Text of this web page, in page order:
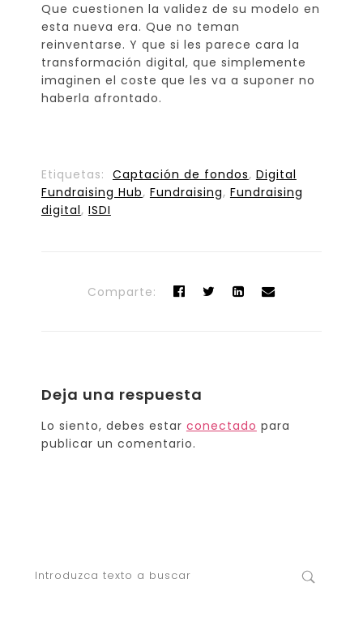
Que cuestionen la validez de su modelo en
esta nueva era. Que no teman
reinventarse. Y que si les parece cara la
transformación digital, que simplemente
imaginen el coste que les va a suponer no
haberla afrontado.
Etiquetas: Captación de fondos, Digital
Fundraising Hub, Fundraising, Fundraising
digital, ISDI
Comparte:
Deja una respuesta
Lo siento, debes estar conectado para
publicar un comentario.